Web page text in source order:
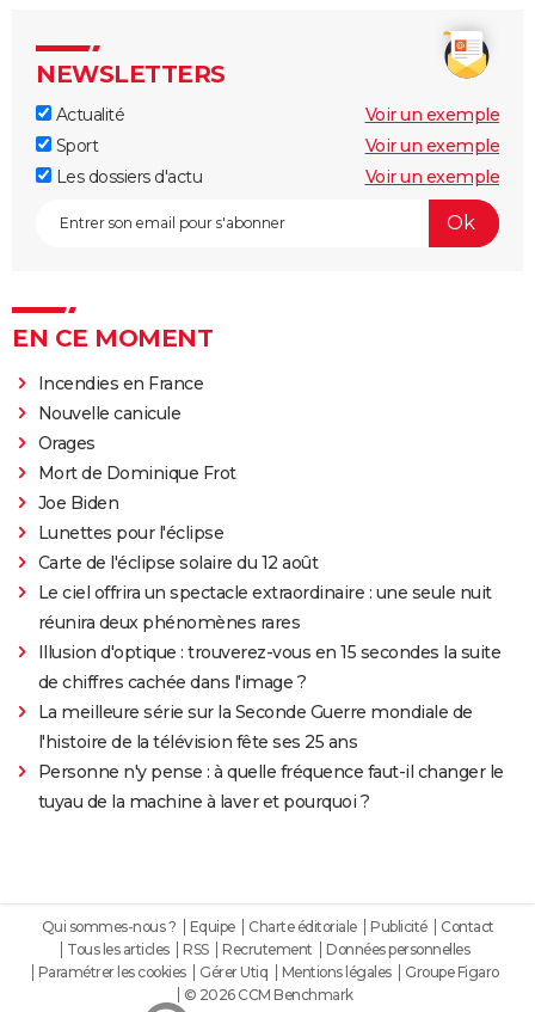
NEWSLETTERS
Actualité
Voir un exemple
Sport
Voir un exemple
Les dossiers d'actu
Voir un exemple
EN CE MOMENT
Incendies en France
Nouvelle canicule
Orages
Mort de Dominique Frot
Joe Biden
Lunettes pour l'éclipse
Carte de l'éclipse solaire du 12 août
Le ciel offrira un spectacle extraordinaire : une seule nuit
réunira deux phénomènes rares
Illusion d'optique : trouverez-vous en 15 secondes la suite
de chiffres cachée dans l'image ?
La meilleure série sur la Seconde Guerre mondiale de
l'histoire de la télévision fête ses 25 ans
Personne n'y pense : à quelle fréquence faut-il changer le
tuyau de la machine à laver et pourquoi ?
Qui sommes-nous ? Equipe Charte éditoriale Publicité
Contact
Tous les articles
RSS Recrutement
Données personnelles
Paramétrer les cookies
Gérer Utiq Mentions légales
Groupe Figaro
© 2026 CCM Benchmark